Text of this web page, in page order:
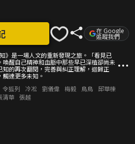
》是一場人文的重新發現之旅。「看見已
醒自己精神和血脈中那些早已深植卻尚未
的再次翻閱，完善與糾正理解，迴歸正
達更多未知。
在 Google
追蹤我們
令狐列 冷凇 劉儀偉 梅毅 鳥鳥
邱華棟
清華 張越